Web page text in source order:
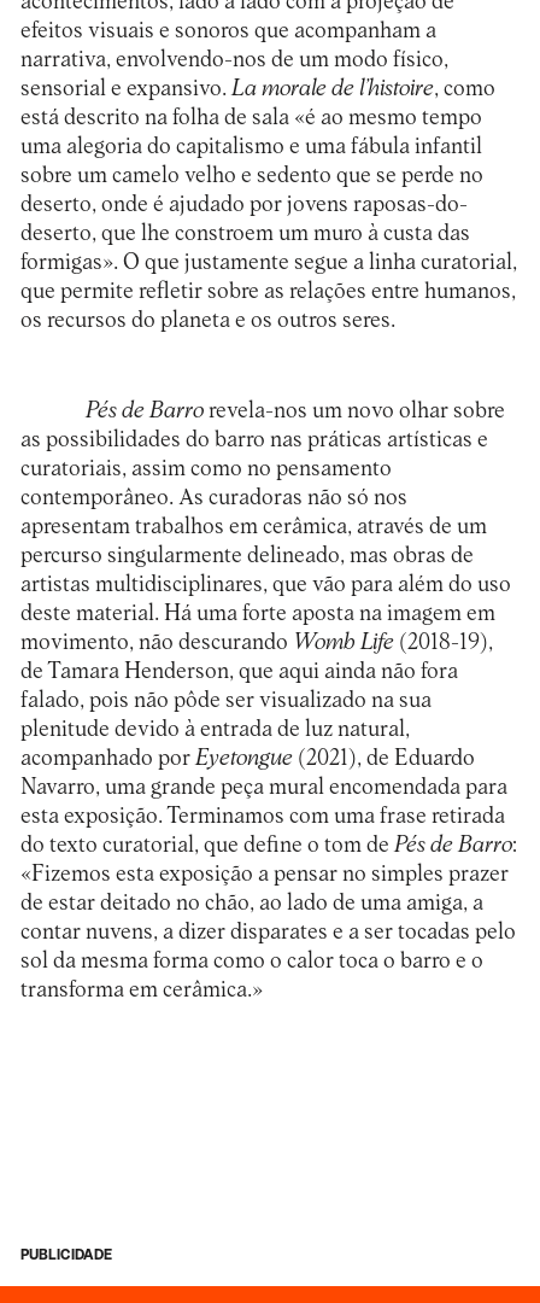
efeitos visuais e sonoros que acompanham a
narrativa, envolvendo-nos de um modo físico,
sensorial e expansivo. La morale de l’histoire, como
está descrito na folha de sala «é ao mesmo tempo
uma alegoria do capitalismo e uma fábula infantil
sobre um camelo velho e sedento que se perde no
deserto, onde é ajudado por jovens raposas-do-
deserto, que lhe constroem um muro à custa das
formigas». O que justamente segue a linha curatorial,
que permite refletir sobre as relações entre humanos,
os recursos do planeta e os outros seres.
Pés de Barrorevela-nos um novo olhar sobre
as possibilidades do barro nas práticas artísticas e
curatoriais, assim como no pensamento
contemporâneo. As curadoras não só nos
apresentam trabalhos em cerâmica, através de um
percurso singularmente delineado, mas obras de
artistas multidisciplinares, que vão para além do uso
deste material. Há uma forte aposta na imagem em
movimento, não descurando Womb Life(2018-19),
de Tamara Henderson, que aqui ainda não fora
falado, pois não pôde ser visualizado na sua
plenitude devido à entrada de luz natural,
acompanhado porEyetongue(2021), de Eduardo
Navarro, uma grande peça mural encomendada para
esta exposição. Terminamos com uma frase retirada
do texto curatorial, que define o tom dePés de Barro:
«Fizemos esta exposição a pensar no simples prazer
de estar deitado no chão, ao lado de uma amiga, a
contar nuvens, a dizer disparates e a ser tocadas pelo
sol da mesma forma como o calor toca o barro e o
transforma em cerâmica.»
PUBLICIDADE